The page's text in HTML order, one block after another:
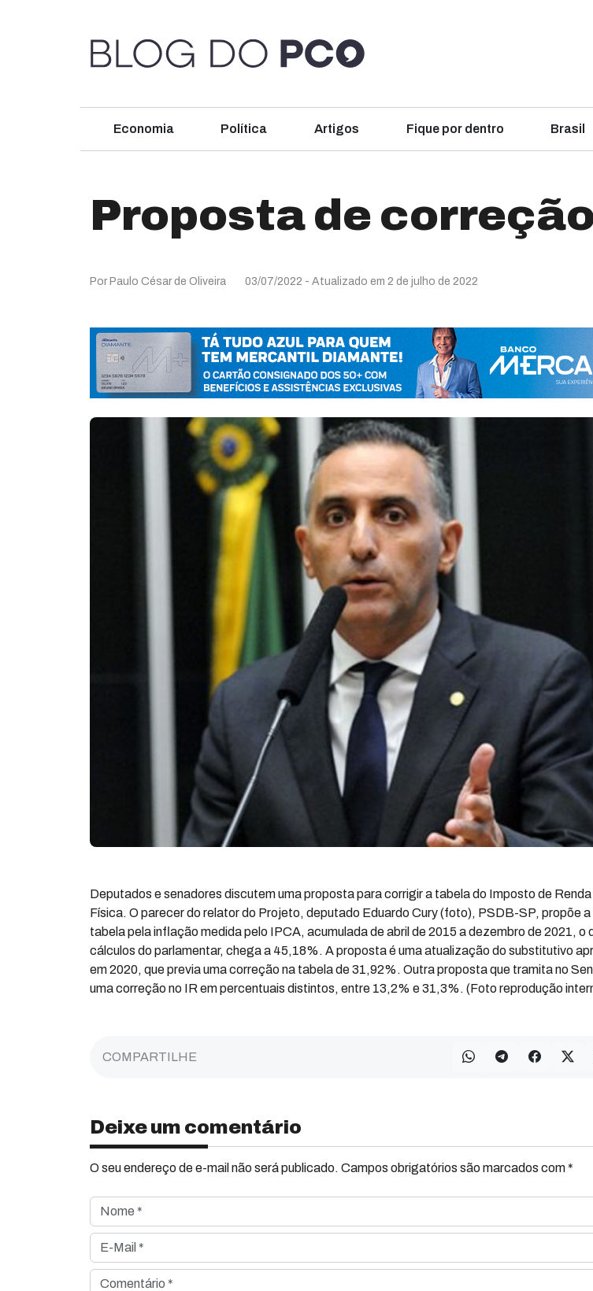
Economia Política Artigos Fique por dentro Brasil
Proposta de
Por Paulo César de Oliveira 03/07/2022 - Atualizado em 2 de julho de 2022
Deputados e senadores discutem uma proposta para corrigir a tabela do Imposto de
Física. O parecer do relator do Projeto, deputado Eduardo Cury (foto), PSDB-SP, propõe
tabela pela inflação medida pelo IPCA, acumulada de abril de 2015 a dezembro de 2021, o
cálculos do parlamentar, chega a 45,18%. A proposta é uma atualização do substitutivo
em 2020, que previa uma correção na tabela de 31,92%. Outra proposta que tramita no
uma correção no IR em percentuais distintos, entre 13,2% e 31,3%. (Foto reprodução
COMPARTILHE
Deixe um comentário
O seu endereço de e-mail não será publicado. Campos obrigatórios são marcados com *
Nome *
E-Mail *
Comentário *